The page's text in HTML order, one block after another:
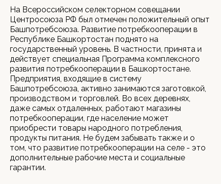
На Всероссийском селекторном совещании
Центросоюза РФ был отмечен положительный опыт
Башпотребсоюза. Развитие потребкооперации в
Республике Башкортостан поднято на
государственный уровень. В частности, принята и
действует специальная Программа комплексного
развития потребкооперации в Башкортостане.
Предприятия, входящие в систему
Башпотребсоюза, активно занимаются заготовкой,
производством и торговлей. Во всех деревнях,
даже самых отдаленных, работают магазины
потребкооперации, где население может
приобрести товары народного потребления,
продукты питания. Не будем забывать также и о
том, что развитие потребкооперации на селе - это
дополнительные рабочие места и социальные
гарантии.